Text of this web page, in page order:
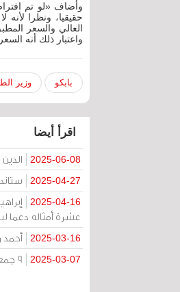
وأضاف «لو تم
حقيقيا، ونظرا
العالي والسعر
واعتبار ذلك أنه
بابكو وزير
اقرأ أيضا
2025-06-08
2025-04-27
2025-04-16
عشرة أمثاله دعما
2025-03-16 أحمد
2025-03-07 9 جمعيات سياسية ترفض خطط الحكومة لتحقيق فائض في الميزانية العامة: ضربة قاسية تفاقم الأزمات